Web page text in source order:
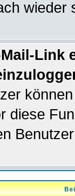
wieder
Link
diese